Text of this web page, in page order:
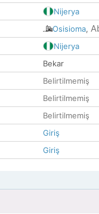
Nijerya
Osisioma,
Nijerya
Bekar
Belirtilmemiş
Belirtilmemiş
Belirtilmemiş
Giriş
Giriş